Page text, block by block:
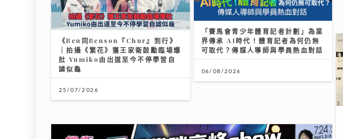
「賽馬會青少年體育記者計劃」為業
界傳承 AI時代！體育記者為何仍無
可取代？傳媒人導師與學員熱血對話
06/08/2026
《Ben同Benson『Chur』到行》
｜拍攝《繁花》獲王家衛鼓勵臨場爆
肚 Yumiko由出道至今不停學習自
謔似龜
25/07/2026